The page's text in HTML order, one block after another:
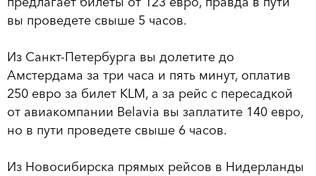
вы проведете свыше 5 часов.
Из Санкт-Петербурга вы долетите до
Амстердама за три часа и пять минут, оплатив
250 евро за билет KLM, а за рейс с пересадкой
от авиакомпании Belavia вы заплатите 140 евро,
но в пути проведете свыше 6 часов.
Из Новосибирска прямых рейсов в Нидерланды